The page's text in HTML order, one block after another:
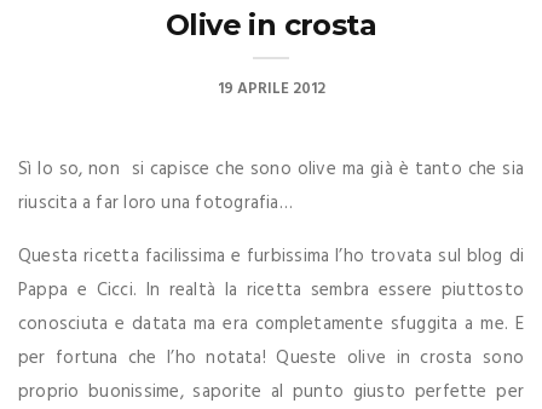
Olive in crosta
19 APRILE 2012
Sì lo so, non si capisce che sono olive ma già è tanto che sia
riuscita a far loro una fotografia…
Questa ricetta facilissima e furbissima l’ho trovata sul blog di
Pappa e Cicci. In realtà la ricetta sembra essere piuttosto
conosciuta e datata ma era completamente sfuggita a me. E
per fortuna che l’ho notata! Queste olive in crosta sono
proprio buonissime, saporite al punto giusto perfette per